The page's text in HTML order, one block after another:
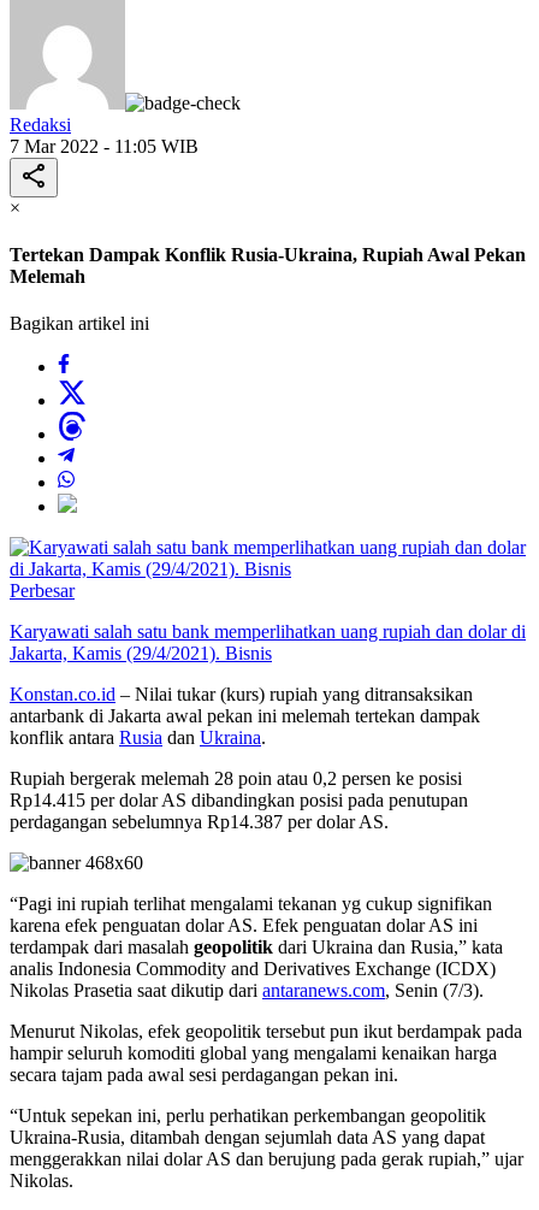
Redaksi
7 Mar 2022 - 11:05 WIB
×
Tertekan Dampak Konflik Rusia-Ukraina, Rupiah Awal Pekan
Melemah
Bagikan artikel ini
Perbesar
Karyawati salah satu bank memperlihatkan uang rupiah dan dolar di
Jakarta, Kamis (29/4/2021). Bisnis
Konstan.co.id – Nilai tukar (kurs) rupiah yang ditransaksikan
antarbank di Jakarta awal pekan ini melemah tertekan dampak
konflik antara Rusia dan Ukraina.
Rupiah bergerak melemah 28 poin atau 0,2 persen ke posisi
Rp14.415 per dolar AS dibandingkan posisi pada penutupan
perdagangan sebelumnya Rp14.387 per dolar AS.
“Pagi ini rupiah terlihat mengalami tekanan yg cukup signifikan
karena efek penguatan dolar AS. Efek penguatan dolar AS ini
terdampak dari masalah geopolitik dari Ukraina dan Rusia,” kata
analis Indonesia Commodity and Derivatives Exchange (ICDX)
Nikolas Prasetia saat dikutip dari antaranews.com, Senin (7/3).
Menurut Nikolas, efek geopolitik tersebut pun ikut berdampak pada
hampir seluruh komoditi global yang mengalami kenaikan harga
secara tajam pada awal sesi perdagangan pekan ini.
“Untuk sepekan ini, perlu perhatikan perkembangan geopolitik
Ukraina-Rusia, ditambah dengan sejumlah data AS yang dapat
menggerakkan nilai dolar AS dan berujung pada gerak rupiah,” ujar
Nikolas.